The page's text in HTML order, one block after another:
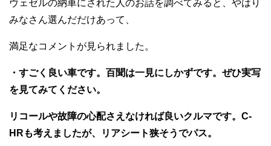
ヴェゼルの納車にされた人のお話を調べてみると、やはり
みなさん選んだだけあって、
満足なコメントが見られました。
・すごく良い車です。百聞は一見にしかずです。ぜひ実写
を見てみてください。
リコールや故障の心配さえなければ良いクルマです。C-
HRも考えましたが、リアシート狭そうでパス。